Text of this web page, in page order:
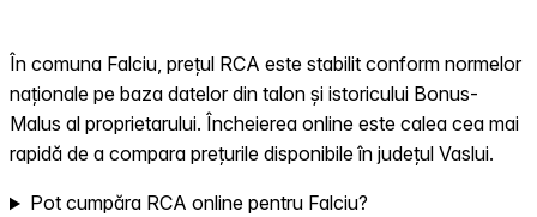
În comuna Falciu, prețul RCA este stabilit conform normelor
naționale pe baza datelor din talon și istoricului Bonus-
Malus al proprietarului. Încheierea online este calea cea mai
rapidă de a compara prețurile disponibile în județul Vaslui.
Pot cumpăra RCA online pentru Falciu?